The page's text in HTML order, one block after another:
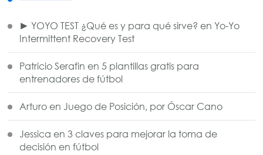
► YOYO TEST ¿Qué es y para qué sirve? enYo-Yo
Intermittent Recovery Test
Patricio Serafin en5 plantillas gratis para
entrenadores de fútbol
Arturo en Juego de Posición, por Óscar Cano
Jessica en3 claves para mejorar la toma de
decisión en fútbol